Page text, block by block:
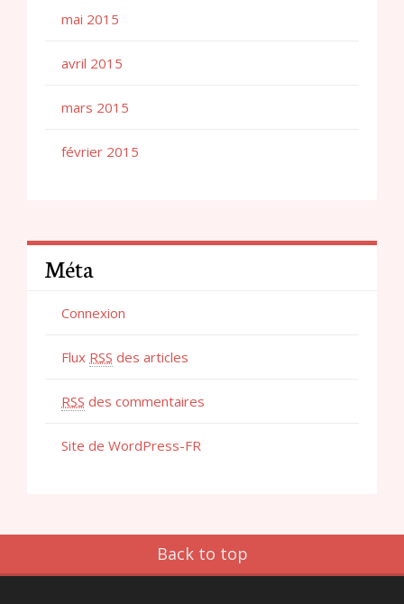
mai 2015
avril 2015
mars 2015
février 2015
Méta
Connexion
Flux RSS des articles
RSS des commentaires
Site de WordPress-FR
Back to top